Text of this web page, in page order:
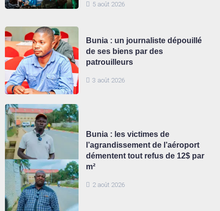
5 août 2026
3 août 2026
Bunia : un journaliste dépouillé
de ses biens par des
patrouilleurs
2 août 2026
Bunia : les victimes de
l’agrandissement de l’aéroport
démentent tout refus de 12$ par
m²